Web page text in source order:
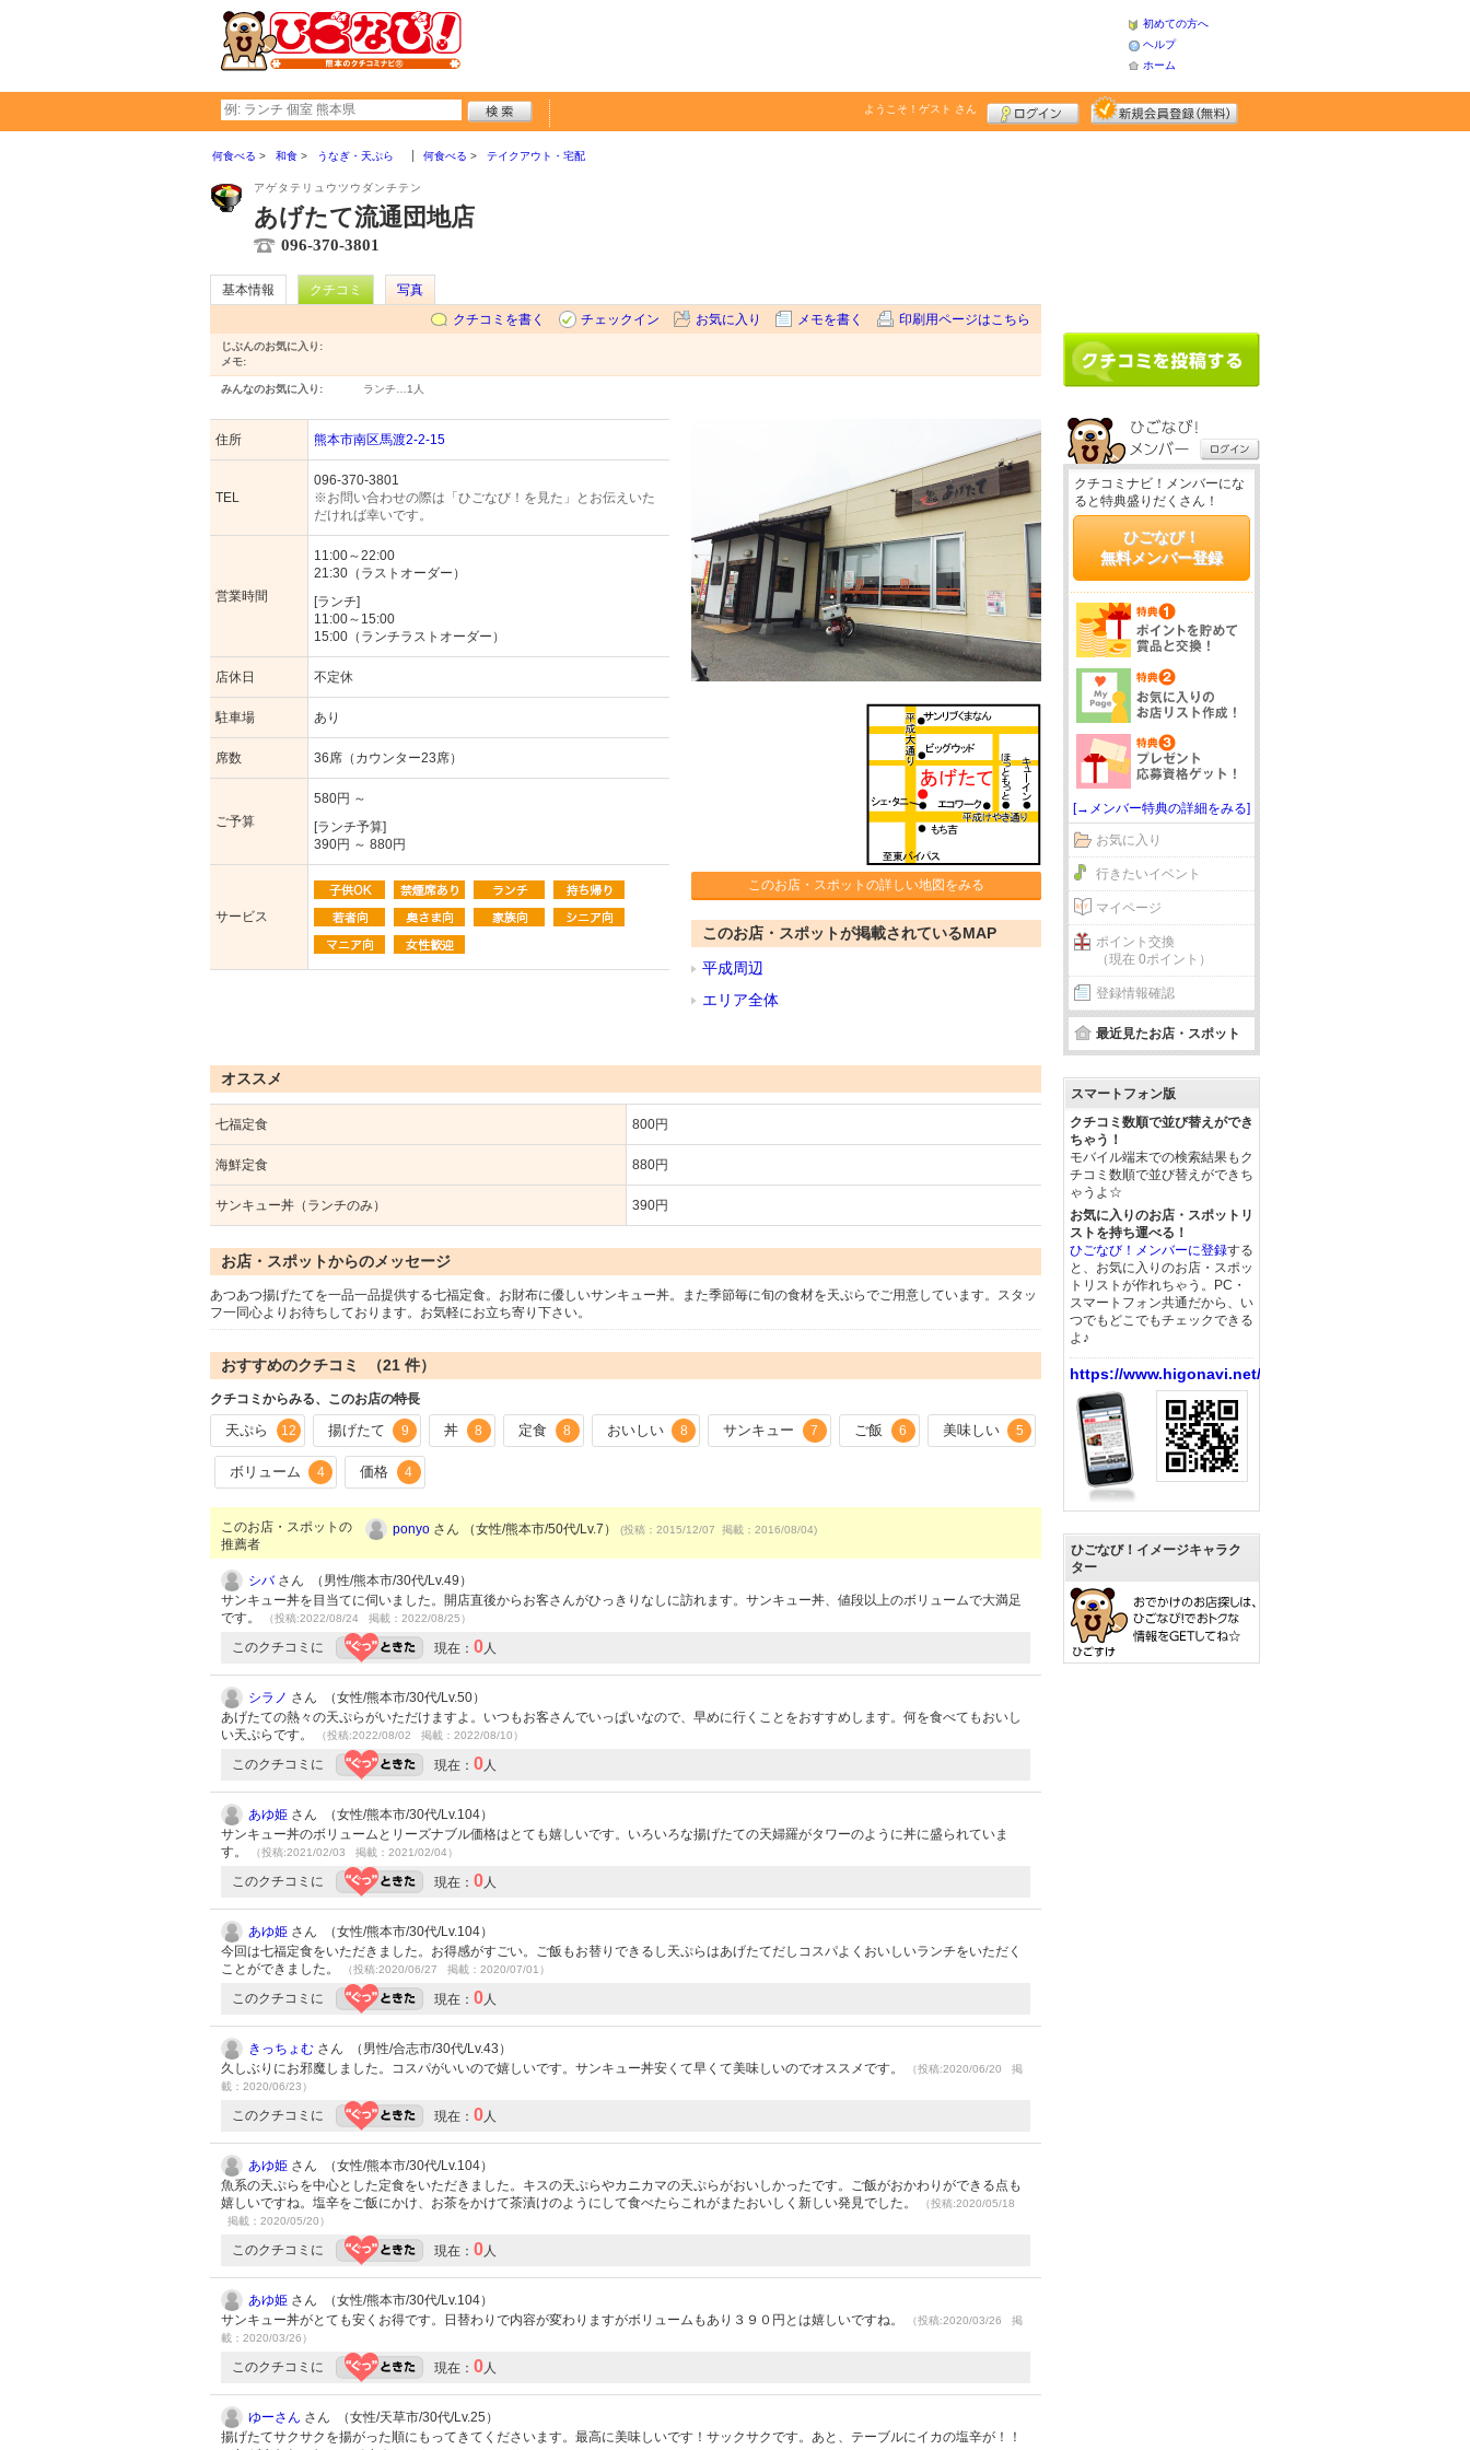
初めての方へ
ヘルプ
ホーム
ようこそ！ ゲスト さん
何食べる 和食 うなぎ・天ぷら 何食べる テイクアウト・宅配
アゲタテリュウツウダンチテン
あげたて流通団地店
096-370-3801
基本情報 クチコミ
写真
クチコミを書く
チェックイン お気に入り メモを書く 印刷用ページはこちら
じぶんのお気に入り:
メモ:
みんなのお気に入り: ランチ… 1人
住所 熊本市南区馬渡2-2-15
TEL
096-370-3801
※お問い合わせの際は「ひごなび！を見た」とお伝えいた
だければ幸いです。
営業時間
11:00～22:00
21:30（ラストオーダー）
[ランチ]
11:00～15:00
15:00（ランチラストオーダー）
店休日 不定休
駐車場 あり
席数 36席（カウンター23席）
ご予算
580円 ～
[ランチ予算]
390円 ～ 880円
サービス
このお店・スポットの詳しい地図をみる
このお店・スポットが掲載されているMAP
平成周辺
エリア全体
オススメ
七福定食 800円
海鮮定食 880円
サンキュー丼（ランチのみ） 390円
お店・スポットからのメッセージ
あつあつ揚げたてを一品一品提供する七福定食。お財布に優しいサンキュー丼。また季節毎に旬の食材を天ぷらでご用意しています。スタッ
フ一同心よりお待ちしております。お気軽にお立ち寄り下さい。
おすすめのクチコミ （21 件）
クチコミからみる、このお店の特長
天ぷら 12 揚げたて 9 丼 8 定食 8 おいしい 8 サンキュー 7 ご飯 6 美味しい 5
ボリューム 4 価格 4
このお店・スポットの
推薦者
ponyo さん （女性/熊本市/50代/Lv.7） (投稿：2015/12/07 掲載：2016/08/04)
シバさん （男性/熊本市/30代/Lv.49）
サンキュー丼を目当てに伺いました。開店直後からお客さんがひっきりなしに訪れます。サンキュー丼、値段以上のボリュームで大満足
です。
（投稿:2022/08/24 掲載：2022/08/25）
このクチコミに 現在： 0人
シラノ さん （女性/熊本市/30代/Lv.50）
あげたての熱々の天ぷらがいただけますよ。いつもお客さんでいっぱいなので、早めに行くことをおすすめします。何を食べてもおいし
い天ぷらです。
（投稿:2022/08/02 掲載：2022/08/10）
このクチコミに 現在： 0人
あゆ姫 さん （女性/熊本市/30代/Lv.104）
サンキュー丼のボリュームとリーズナブル価格はとても嬉しいです。いろいろな揚げたての天婦羅がタワーのように丼に盛られていま
す。
（投稿:2021/02/03 掲載：2021/02/04）
このクチコミに 現在： 0人
あゆ姫 さん （女性/熊本市/30代/Lv.104）
今回は七福定食をいただきました。お得感がすごい。ご飯もお替りできるし天ぷらはあげたてだしコスパよくおいしいランチをいただく
ことができました。
（投稿:2020/06/27 掲載：2020/07/01）
このクチコミに 現在： 0人
きっちょむ さん （男性/合志市/30代/Lv.43）
久しぶりにお邪魔しました。コスパがいいので嬉しいです。サンキュー丼安くて早くて美味しいのでオススメです。
（投稿:2020/06/20 掲
載：2020/06/23）
このクチコミに 現在： 0人
あゆ姫 さん （女性/熊本市/30代/Lv.104）
魚系の天ぷらを中心とした定食をいただきました。キスの天ぷらやカニカマの天ぷらがおいしかったです。ご飯がおかわりができる点も
嬉しいですね。塩辛をご飯にかけ、お茶をかけて茶漬けのようにして食べたらこれがまたおいしく新しい発見でした。
（投稿:2020/05/18
掲載：2020/05/20）
このクチコミに 現在： 0人
あゆ姫 さん （女性/熊本市/30代/Lv.104）
サンキュー丼がとても安くお得です。日替わりで内容が変わりますがボリュームもあり３９０円とは嬉しいですね。
（投稿:2020/03/26 掲
載：2020/03/26）
このクチコミに 現在： 0人
ゆーさん さん （女性/天草市/30代/Lv.25）
揚げたてサクサクを揚がった順にもってきてくださいます。最高に美味しいです！サックサクです。あと、テーブルにイカの塩辛が！！
クチコミナビ！メンバーにな
ると特典盛りだくさん！
ひごなび！
無料メンバー登録
[→メンバー特典の詳細をみる]
お気に入り
行きたいイベント
マイページ
ポイント交換
（現在 0ポイント）
登録情報確認
最近見たお店・スポット
スマートフォン版
クチコミ数順で並び替えができ
ちゃう！
モバイル端末での検索結果もク
チコミ数順で並び替えができち
ゃうよ☆
お気に入りのお店・スポットリ
ストを持ち運べる！
ひごなび！メンバーに登録する
と、お気に入りのお店・スポッ
トリストが作れちゃう。PC・
スマートフォン共通だから、い
つでもどこでもチェックできる
よ♪
https://www.higonavi.net/
ひごなび！イメージキャラク
ター